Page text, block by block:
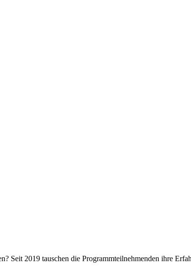
Seit 2019 tauschen die Programmteilnehmenden ihre